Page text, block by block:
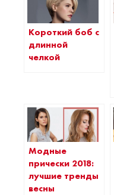
Короткий боб с
длинной
челкой
Модные
прически 2018:
лучшие тренды
весны